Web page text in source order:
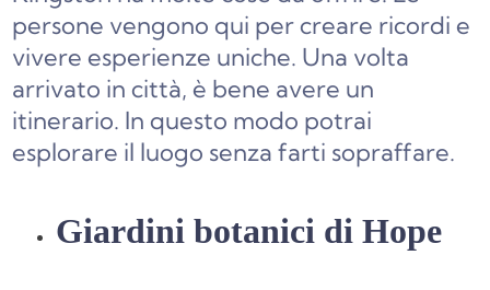
persone vengono qui per creare ricordi e
vivere esperienze uniche. Una volta
arrivato in città, è bene avere un
itinerario. In questo modo potrai
esplorare il luogo senza farti sopraffare.
Giardini botanici di Hope